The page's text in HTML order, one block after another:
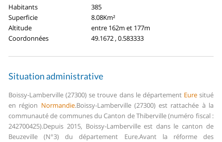
Habitants
385
Superficie
8.08Km²
Altitude
entre 162m et 177m
Coordonnées
49.1672 , 0.583333
Situation administrative
Boissy-Lamberville (27300) se trouve dans le département Euresitué
en région Normandie.Boissy-Lamberville (27300) est rattachée à la
communauté de communes du Canton de Thiberville (numéro fiscal :
242700425).Depuis 2015, Boissy-Lamberville est dans le canton de
Beuzeville (N°3) du département Eure.Avant la réforme des